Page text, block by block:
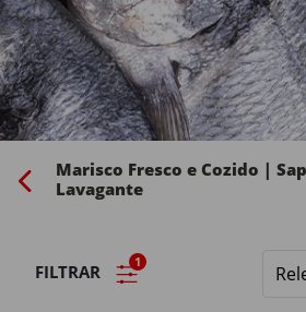
Marisco Fresco e Cozido |
Lavagante
FILTRAR 1